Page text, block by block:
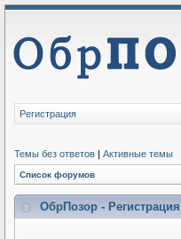
Регистрация
Темы без ответов | Активные темы
Список форумов
ОбрПозор - Регистрация